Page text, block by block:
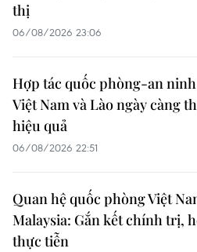
thị
06/08/2026 23:06
Hợp tác quốc phòng-an
Việt Nam và Lào ngày càng
hiệu quả
06/08/2026 22:51
Quan hệ quốc phòng Việt
Malaysia: Gắn kết chính trị,
thực tiễn